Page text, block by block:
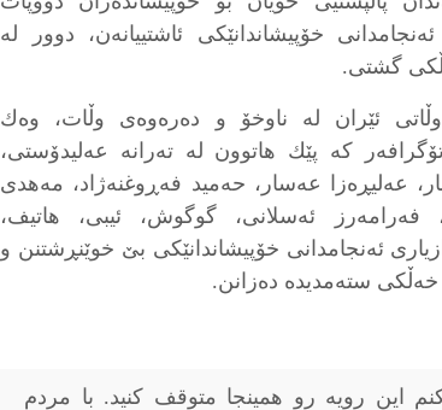
خۆپیشاندانێكى ئاشتيیانەن، دوور له
گشتى.
ئێران لە ناوخۆ و دەرەوەى وڵات، وەك
كە پێك هاتوون له تەرانە عەليدۆستى،
عەليڕەزا عەسار، حەميد فەڕوغنەژاد، مەهدى
فەرامەرز ئەسلانى، گوگوش، ئیبى، هاتيف،
ئەنجامدانى خۆپیشاندانێكى بێ خوێنڕشتنن و
ستەمديده دەزانن.
این رویه رو همینجا متوقف کنید. با مردم